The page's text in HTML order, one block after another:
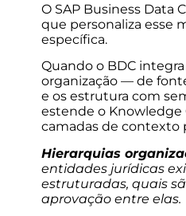
O SAP Business Data
que personaliza esse
específica.
Quando o BDC
organização — de
e os estrutura com
estende o Knowledge
camadas de contexto
Hierarquias
entidades jurídicas
estruturadas, quais
aprovação entre elas.